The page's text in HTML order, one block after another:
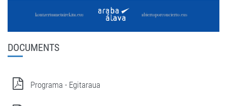
DOCUMENTS
Programa - Egitaraua